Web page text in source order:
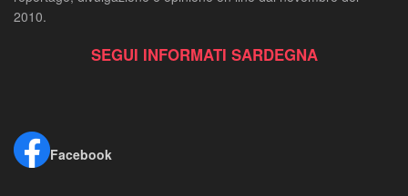
2010.
SEGUI INFORMATI SARDEGNA
Facebook